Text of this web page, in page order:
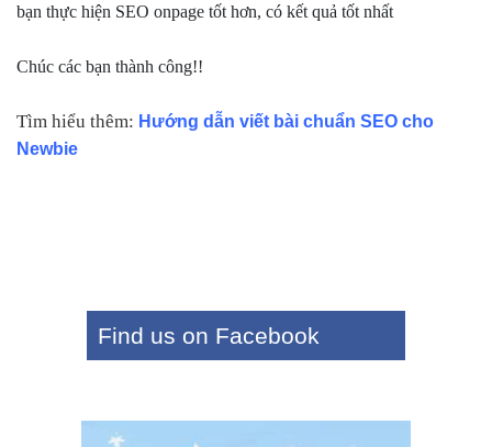
bạn thực hiện SEO onpage tốt hơn, có kết quả tốt nhất
Chúc các bạn thành công!!
Tìm hiểu thêm: Hướng dẫn viết bài chuẩn SEO cho
Newbie
Find us on Facebook